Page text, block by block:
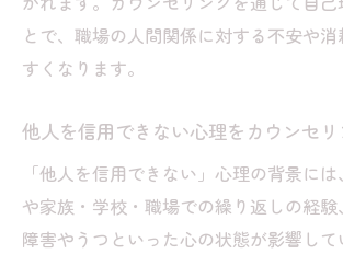
とで、職場の人間関係に対する不安や
すくなります。
他人を信用できない心理をカウンセリ
「他人を信用できない」心理の背景に
や家族・学校・職場での繰り返しの経
障害やうつといった心の状態が影響して